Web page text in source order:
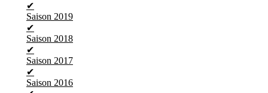
✔
Saison 2019
✔
Saison 2018
✔
Saison 2017
✔
Saison 2016